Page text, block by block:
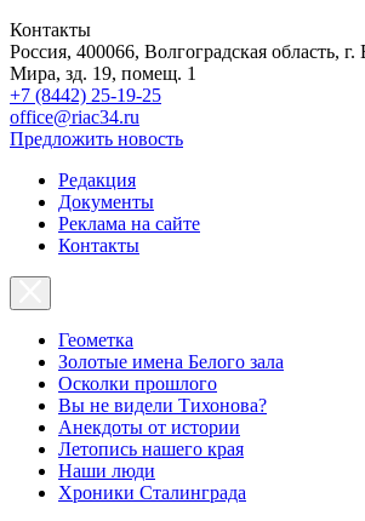
Контакты
Россия, 400066, Волгоградская область, г.
Мира, зд. 19, помещ. 1
+7 (8442) 25-19-25
office@riac34.ru
Предложить новость
Редакция
Документы
Реклама на сайте
Контакты
Геометка
Золотые имена Белого зала
Осколки прошлого
Вы не видели Тихонова?
Анекдоты от истории
Летопись нашего края
Наши люди
Хроники Сталинграда